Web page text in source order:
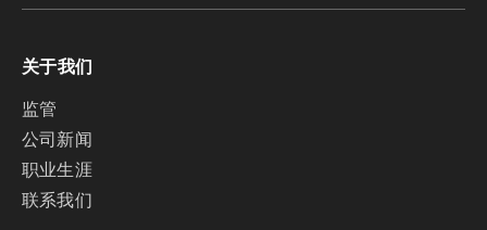
关于我们
监管
公司新闻
职业生涯
联系我们